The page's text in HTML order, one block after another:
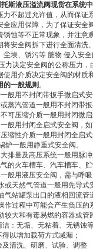
斯液压溢流阀现货在系统
力不超过允许值，从而保
全应用保障，为了保证安
锈蚀等不正常现象，并注意
将安全阀拆下进行全面清洗
尘埃、锈污等 脏物 侵入安
力决定安全阀的公称压力
使用介质决定安全阀的材质
的一般规则 。
一般用不封闭带扳手微启式安
或蒸汽管道一般用不封闭带
不可压缩介质一般用封闭微
一般用封闭全启式安全阀，
压缩性介质一般用封闭全启
炉一般用静重式安全阀。
大排量及高压系统一般用脉
气的火车槽车、汽车槽车、
一般用液压安全阀，需与呼吸
或天然气管道一般用先导式
气站罐泵出口的液相回流管
作过程中可能会产生负压的
较大和有毒易燃的容器或
无垢、无粘着、无锈蚀等
以增加载荷方式减漏；
及清洗、研磨、试验、调整